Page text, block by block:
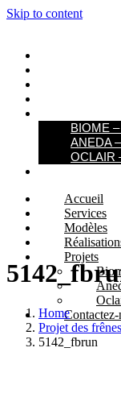
Skip to content
BIOME
ANEDA
OCLAIR
Accueil
Services
Modèles
Projets
Contactez-
Home
Projet des frênes
5142_fbrun